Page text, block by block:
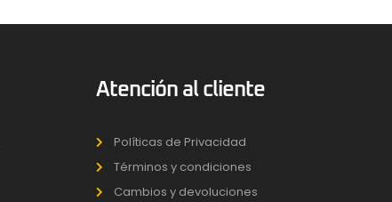
Atención al cliente
Políticas de Privacidad
Términos y condiciones
Cambios y devoluciones